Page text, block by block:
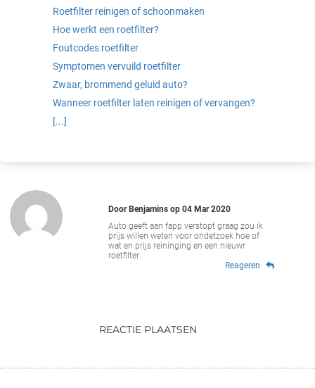
Roetfilter reinigen of schoonmaken
Hoe werkt een roetfilter?
Foutcodes roetfilter
Symptomen vervuild roetfilter
Zwaar, brommend geluid auto?
Wanneer roetfilter laten reinigen of vervangen?
[...]
DoorBenjaminsop 04 Mar 2020
Auto geeft aan fapp verstopt graag zou ik
prijs willen weten voor ondetzoek hoe of
wat en prijs reininging en een nieuwr
roetfilter
Reageren
REACTIE PLAATSEN